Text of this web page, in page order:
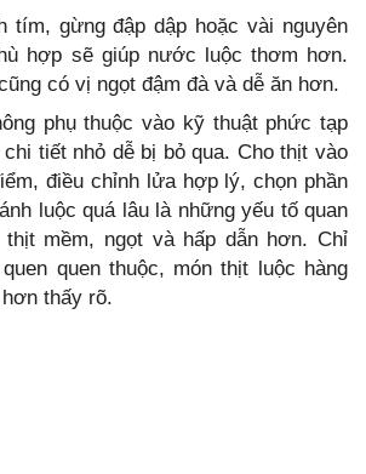
tím, gừng đập dập hoặc vài nguyên
hợp sẽ giúp nước luộc thơm hơn.
có vị ngọt đậm đà và dễ ăn hơn.
phụ thuộc vào kỹ thuật phức tạp
tiết nhỏ dễ bị bỏ qua. Cho thịt vào
điều chỉnh lửa hợp lý, chọn phần
luộc quá lâu là những yếu tố quan
thịt mềm, ngọt và hấp dẫn hơn. Chỉ
quen thuộc, món thịt luộc hàng
thấy rõ.